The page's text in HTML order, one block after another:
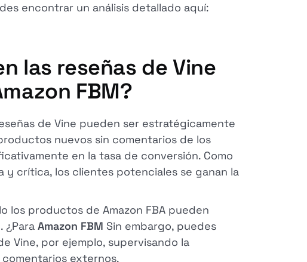
encontrar un análisis detallado aquí:
las reseñas de Vine
FBM?
de Vine pueden ser estratégicamente
nuevos sin comentarios de los
en la tasa de conversión. Como
y crítica, los clientes potenciales se ganan la
los productos de Amazon FBA pueden
¿Para Amazon FBM Sin embargo, puedes
Vine, por ejemplo, supervisando la
externos.